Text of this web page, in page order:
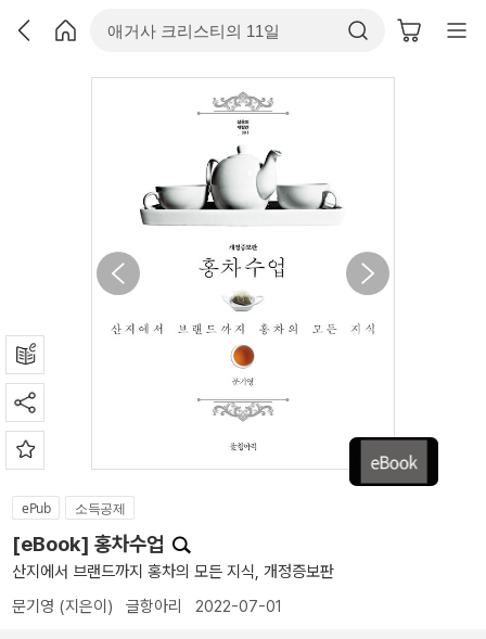
ePub 소득공제
[eBook] 홍차수업
산지에서 브랜드까지 홍차의 모든 지식, 개정증보판
문기영 (지은이) 글항아리 2022-07-01